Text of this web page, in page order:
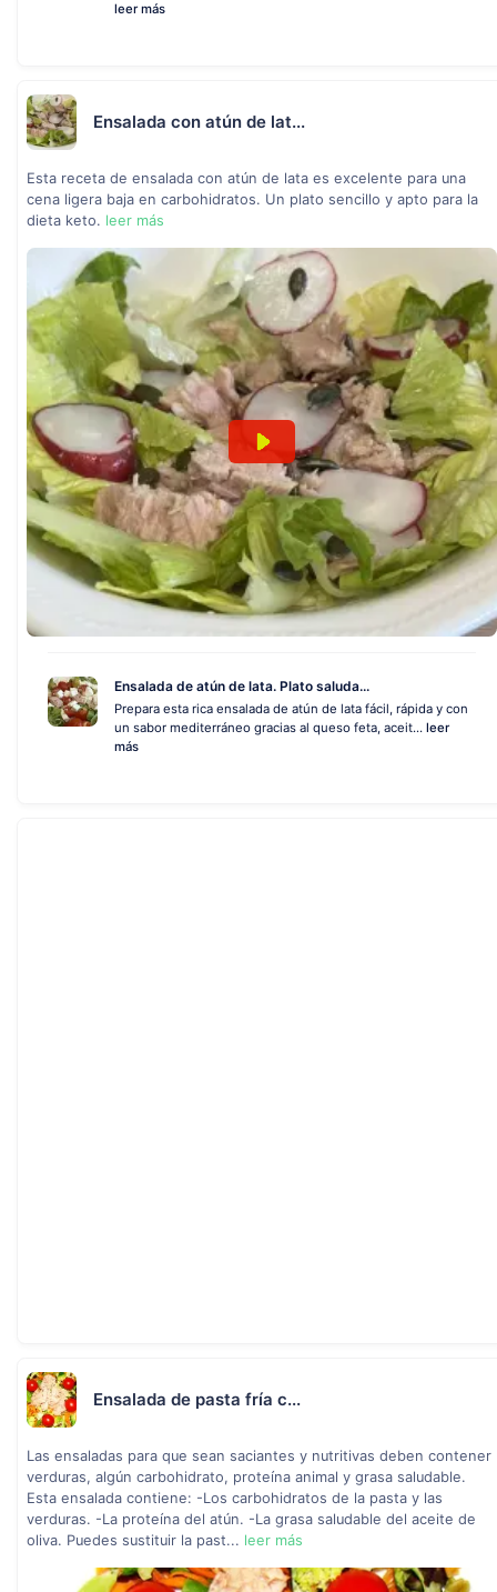
leer más
Ensalada con atún de lat...
Esta receta de ensalada con atún de lata es excelente para una
cena ligera baja en carbohidratos. Un plato sencillo y apto para la
dieta keto. leer más
Ensalada de atún de lata. Plato saluda...
Prepara esta rica ensalada de atún de lata fácil, rápida y con
un sabor mediterráneo gracias al queso feta, aceit... leer
más
Ensalada de pasta fría c...
Las ensaladas para que sean saciantes y nutritivas deben contener
verduras, algún carbohidrato, proteína animal y grasa saludable.
Esta ensalada contiene: -Los carbohidratos de la pasta y las
verduras. -La proteína del atún. -La grasa saludable del aceite de
oliva. Puedes sustituir la past... leer más